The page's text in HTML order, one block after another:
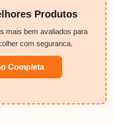
Produtos
mais bem avaliados para
com seguranca.
Completa